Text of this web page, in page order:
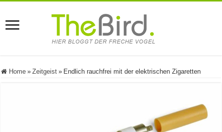
Home » Zeitgeist » Endlich rauchfrei mit der elektrischen Zigaretten